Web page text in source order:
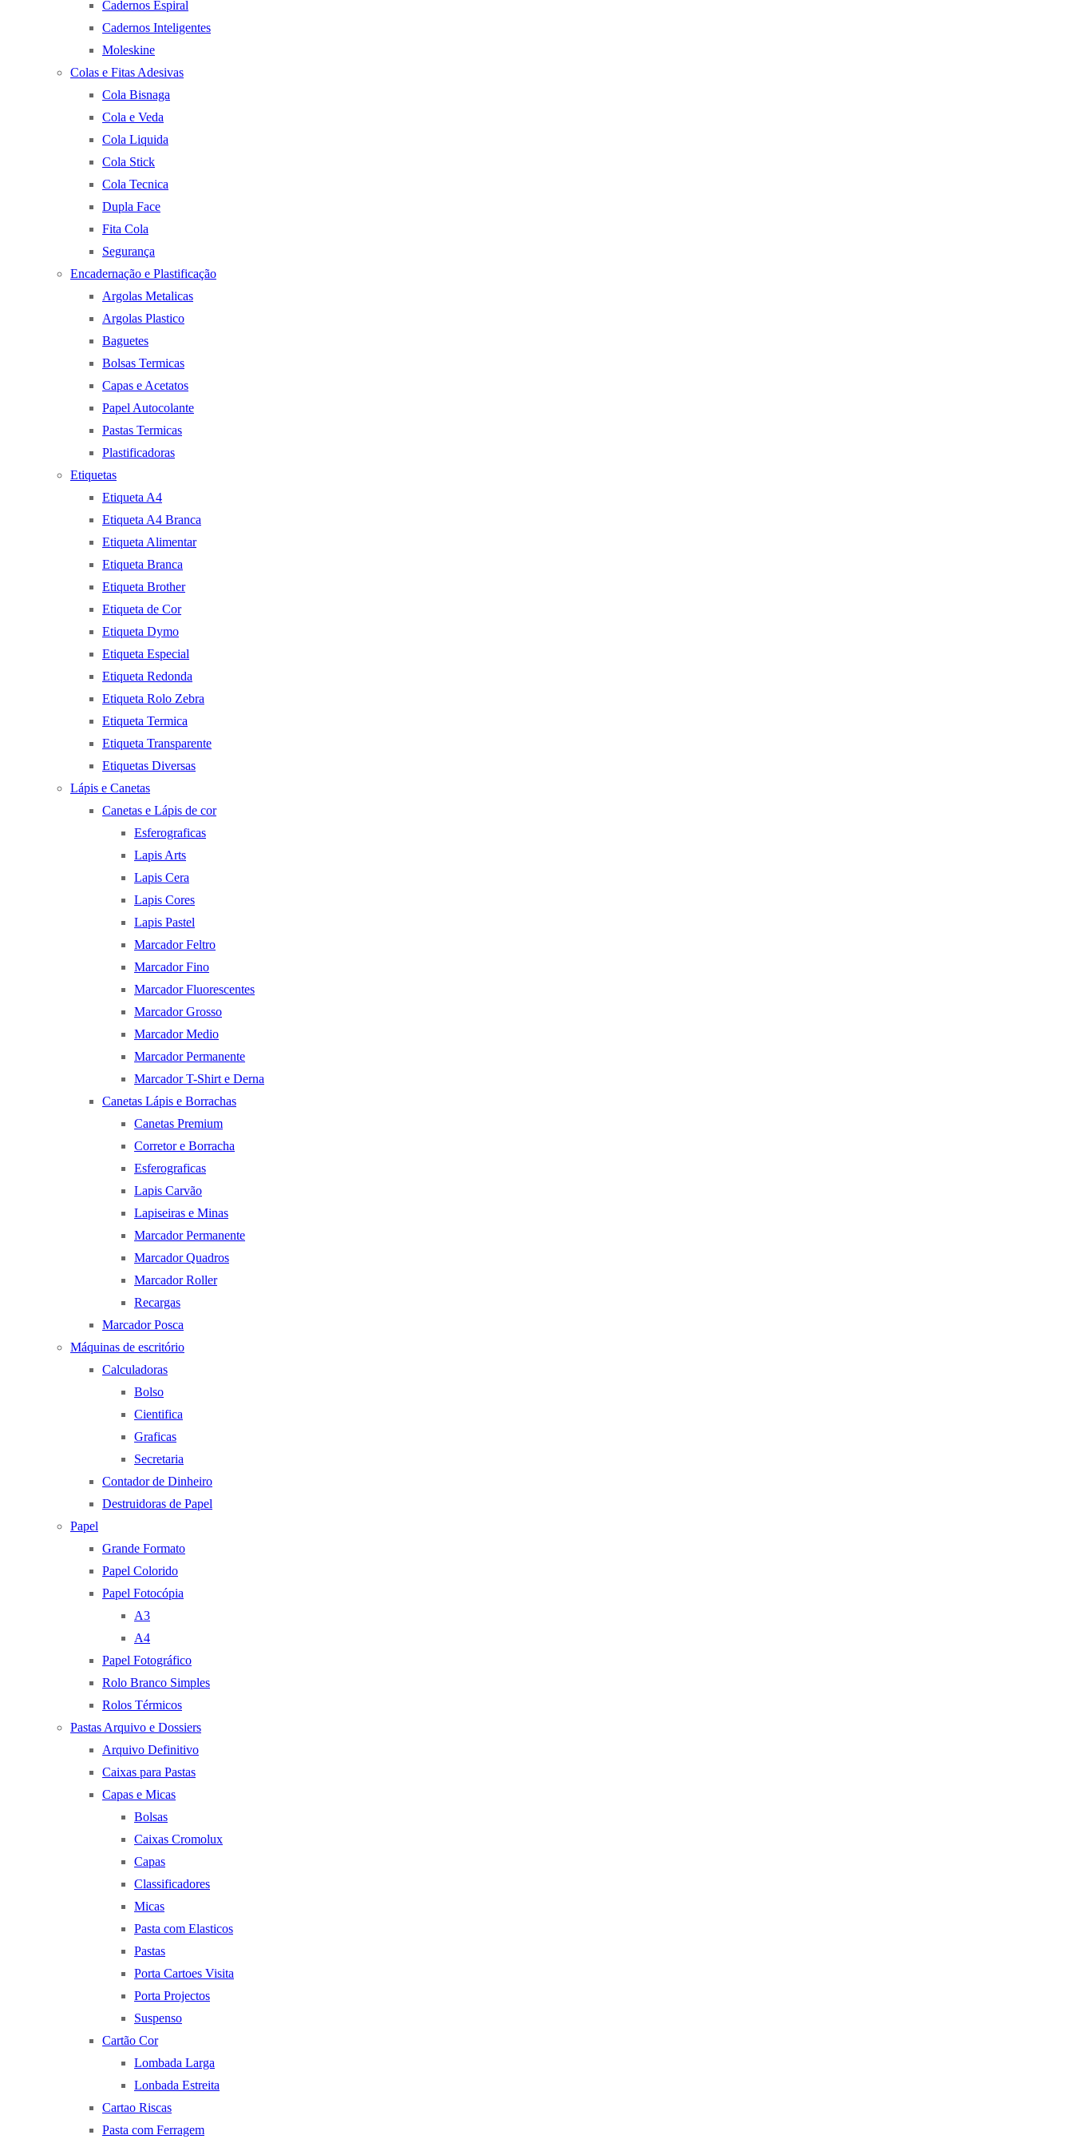
Cadernos Espiral
Cadernos Inteligentes
Moleskine
Colas e Fitas Adesivas
Cola Bisnaga
Cola e Veda
Cola Liquida
Cola Stick
Cola Tecnica
Dupla Face
Fita Cola
Segurança
Encadernação e Plastificação
Argolas Metalicas
Argolas Plastico
Baguetes
Bolsas Termicas
Capas e Acetatos
Papel Autocolante
Pastas Termicas
Plastificadoras
Etiquetas
Etiqueta A4
Etiqueta A4 Branca
Etiqueta Alimentar
Etiqueta Branca
Etiqueta Brother
Etiqueta de Cor
Etiqueta Dymo
Etiqueta Especial
Etiqueta Redonda
Etiqueta Rolo Zebra
Etiqueta Termica
Etiqueta Transparente
Etiquetas Diversas
Lápis e Canetas
Canetas e Lápis de cor
Esferograficas
Lapis Arts
Lapis Cera
Lapis Cores
Lapis Pastel
Marcador Feltro
Marcador Fino
Marcador Fluorescentes
Marcador Grosso
Marcador Medio
Marcador Permanente
Marcador T-Shirt e Derna
Canetas Lápis e Borrachas
Canetas Premium
Corretor e Borracha
Esferograficas
Lapis Carvão
Lapiseiras e Minas
Marcador Permanente
Marcador Quadros
Marcador Roller
Recargas
Marcador Posca
Máquinas de escritório
Calculadoras
Bolso
Cientifica
Graficas
Secretaria
Contador de Dinheiro
Destruidoras de Papel
Papel
Grande Formato
Papel Colorido
Papel Fotocópia
A3
A4
Papel Fotográfico
Rolo Branco Simples
Rolos Térmicos
Pastas Arquivo e Dossiers
Arquivo Definitivo
Caixas para Pastas
Capas e Micas
Bolsas
Caixas Cromolux
Capas
Classificadores
Micas
Pasta com Elasticos
Pastas
Porta Cartoes Visita
Porta Projectos
Suspenso
Cartão Cor
Lombada Larga
Lonbada Estreita
Cartao Riscas
Pasta com Ferragem